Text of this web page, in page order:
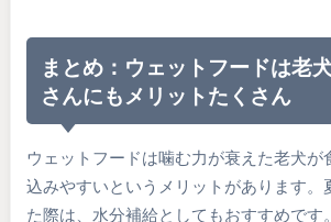
まとめ：ウェットフードは老
さんにもメリットたくさん
ウェットフードは噛む力が衰えた老犬が
込みやすいというメリットがあります。
た際は、水分補給としてもおすすめです